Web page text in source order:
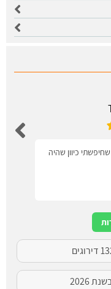
כיוון שהיה
2026